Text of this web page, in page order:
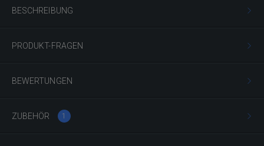
BESCHREIBUNG
PRODUKT-FRAGEN
BEWERTUNGEN
ZUBEHÖR 1